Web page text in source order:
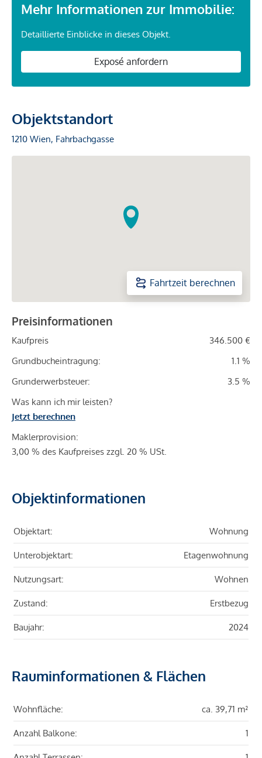
Mehr Informationen zur Immobilie:
Detaillierte Einblicke in dieses Objekt.
Exposé anfordern
Objektstandort
1210 Wien, Fahrbachgasse
Fahrtzeit berechnen
Preisinformationen
Kaufpreis
346.500 €
Grundbucheintragung:
1.1 %
Grunderwerbsteuer:
3.5 %
Was kann ich mir leisten?
Jetzt berechnen
Maklerprovision:
3,00 % des Kaufpreises zzgl. 20 % USt.
Objektinformationen
Objektart: Wohnung
Unterobjektart: Etagenwohnung
Nutzungsart: Wohnen
Zustand: Erstbezug
Baujahr: 2024
Rauminformationen & Flächen
Wohnfläche: ca. 39,71 m²
Anzahl Balkone: 1